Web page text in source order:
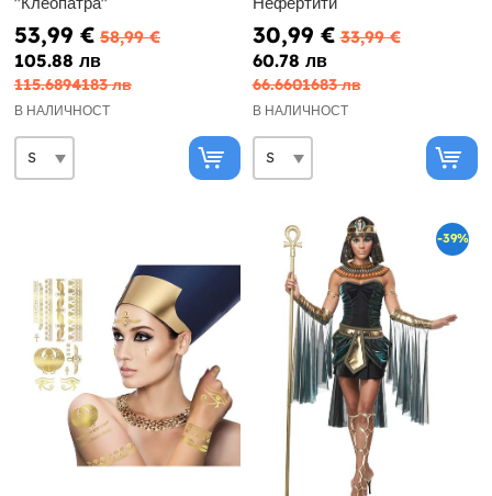
53,99 € 58,99 €
105.88 лв
115.6894183 лв
В НАЛИЧНОСТ
30,99 € 33,99 €
60.78 лв
66.6601683 лв
В НАЛИЧНОСТ
-39%